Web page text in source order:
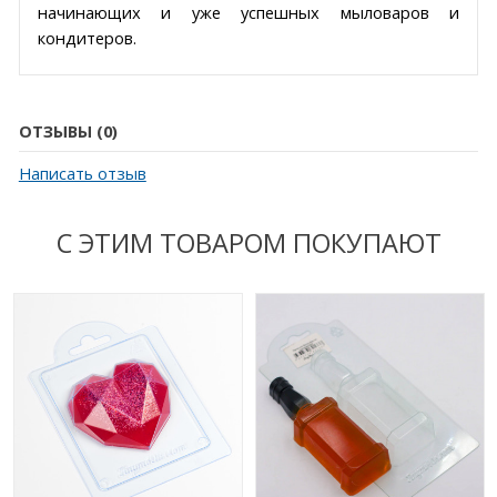
начинающих и уже успешных мыловаров и
кондитеров.
ОТЗЫВЫ (0)
Написать отзыв
С ЭТИМ ТОВАРОМ ПОКУПАЮТ